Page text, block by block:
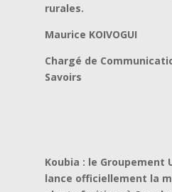
rurales.
Maurice KOIVOGUI
Chargé de
Savoirs
Koubia : le Groupement
lance officiellement la